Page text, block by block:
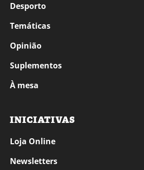
Desporto
Temáticas
Opinião
Suplementos
À mesa
INICIATIVAS
Loja Online
Newsletters